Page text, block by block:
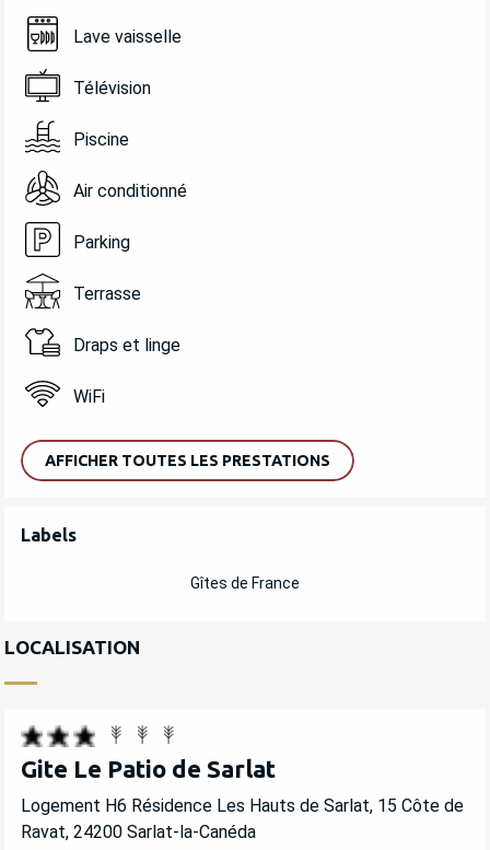
Lave vaisselle
Télévision
Piscine
Air conditionné
Parking
Terrasse
Draps et linge
WiFi
AFFICHER TOUTES LES PRESTATIONS
OFFRES DE PRESTATIONS
Labels
Labels
Gîtes de France
LOCALISATION
Gite Le Patio de Sarlat
Logement H6 Résidence Les Hauts de Sarlat, 15 Côte de
Ravat, 24200 Sarlat-la-Canéda